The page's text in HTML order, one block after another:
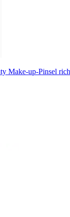
Make-up-Pinsel